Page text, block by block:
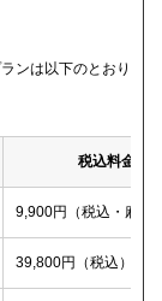
ンは以下のとおり
税込料金
9,900円（税込・麻酔
39,800円（税込）